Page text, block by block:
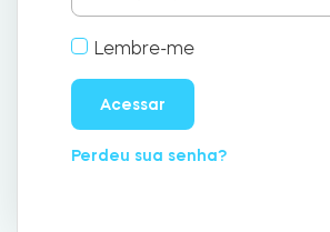
Tedee PRO
LOCALIZADOR DE
COMPRE AGORA
Lembre-me
Acessar
Perdeu sua senha?